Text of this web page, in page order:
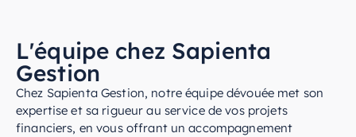
L'équipe chez Sapienta
Gestion
Chez Sapienta Gestion, notre équipe dévouée met son
expertise et sa rigueur au service de vos projets
financiers, en vous offrant un accompagnement